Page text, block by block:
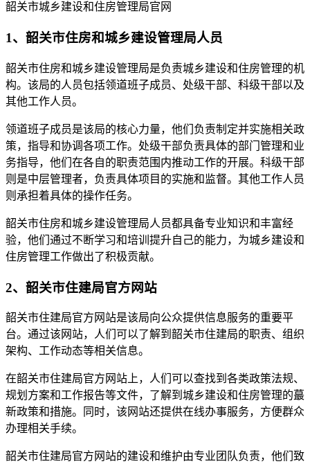
韶关市城乡建设和住房管理局官网
1、韶关市住房和城乡建设管理局人员
韶关市住房和城乡建设管理局是负责城乡建设和住房管理的机
构。该局的人员包括领道班子成员、处级干部、科级干部以及
其他工作人员。
领道班子成员是该局的核心力量，他们负责制定并实施相关政
策，指导和协调各项工作。处级干部负责具体的部门管理和业
务指导，他们在各自的职责范围内推动工作的开展。科级干部
则是中层管理者，负责具体项目的实施和监督。其他工作人员
则承担着具体的操作任务。
韶关市住房和城乡建设管理局人员都具备专业知识和丰富经
验，他们通过不断学习和培训提升自己的能力，为城乡建设和
住房管理工作做出了积极贡献。
2、韶关市住建局官方网站
韶关市住建局官方网站是该局向公众提供信息服务的重要平
台。通过该网站，人们可以了解到韶关市住建局的职责、组织
架构、工作动态等相关信息。
在韶关市住建局官方网站上，人们可以查找到各类政策法规、
规划方案和工作报告等文件，了解到城乡建设和住房管理的蕞
新政策和措施。同时，该网站还提供在线办事服务，方便群众
办理相关手续。
韶关市住建局官方网站的建设和维护由专业团队负责，他们致